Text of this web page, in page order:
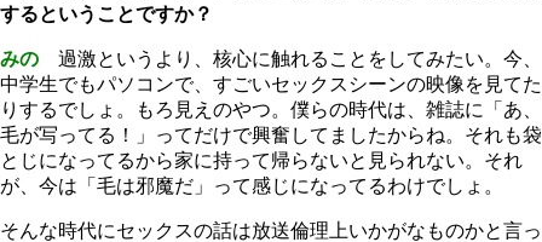
するということですか？
みの 過激というより、核心に触れることをしてみたい。今、
中学生でもパソコンで、すごいセックスシーンの映像を見てた
りするでしょ。もろ見えのやつ。僕らの時代は、雑誌に「あ、
毛が写ってる！」ってだけで興奮してましたからね。それも袋
とじになってるから家に持って帰らないと見られない。それ
が、今は「毛は邪魔だ」って感じになってるわけでしょ。
そんな時代にセックスの話は放送倫理上いかがなものかと言っ